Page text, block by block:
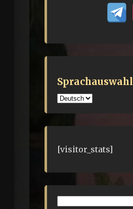
Sprachauswahl
Sprachauswahl
[visitor_stats]